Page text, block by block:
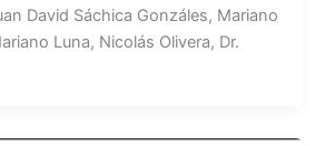
David Sáchica Gonzáles, Mariano
Luna, Nicolás Olivera, Dr.